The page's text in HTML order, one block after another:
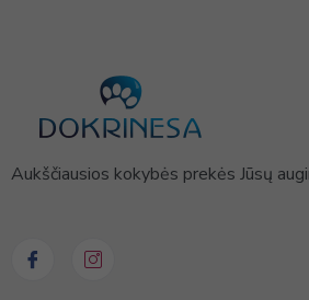
Aukščiausios kokybės prekės Jūsų